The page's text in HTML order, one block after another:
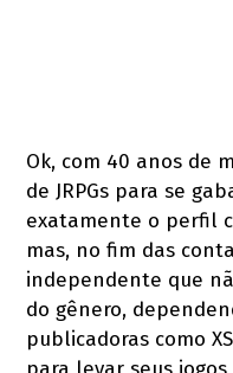
Ok, com 40 anos de
de JRPGs para se
exatamente o perfil
mas, no fim das
independente que
do gênero,
publicadoras como